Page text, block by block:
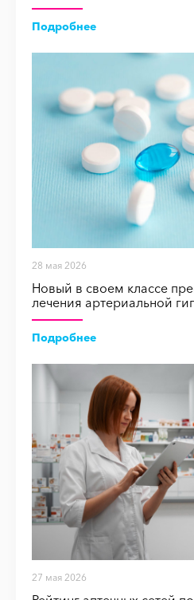
Подробнее
28 мая 2026
Новый в своем классе
лечения артериальной
Подробнее
27 мая 2026